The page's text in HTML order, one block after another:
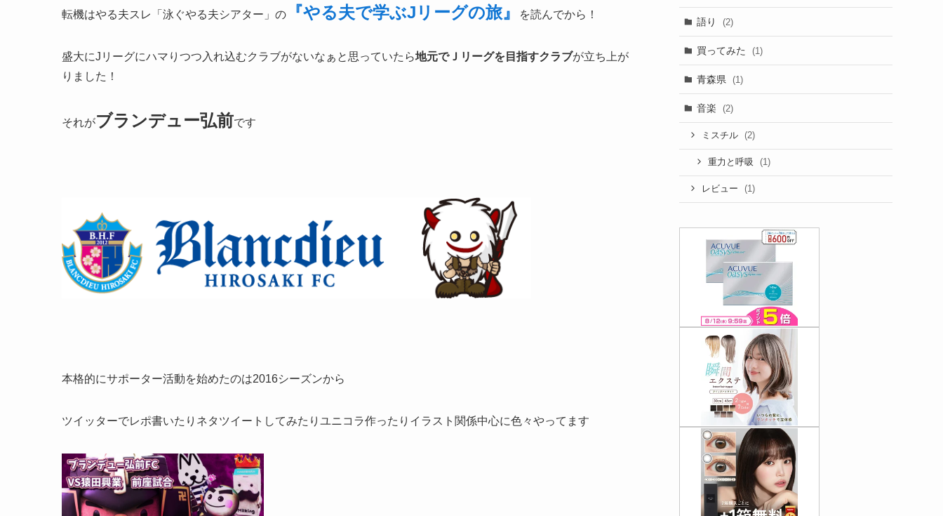
転機はやる夫スレ「泳ぐやる夫シアター」の 『やる夫で学ぶJリーグの旅』 を読んでから！
盛大にJリーグにハマりつつ入れ込むクラブがないなぁと思っていたら地元でＪリーグを目指すクラブが立ち上が
りました！
それがブランデュー弘前です
本格的にサポーター活動を始めたのは2016シーズンから
ツイッターでレポ書いたりネタツイートしてみたりユニコラ作ったりイラスト関係中心に色々やってます
語り (2)
買ってみた (1)
青森県 (1)
音楽 (2)
ミスチル (2)
重力と呼吸 (1)
レビュー (1)